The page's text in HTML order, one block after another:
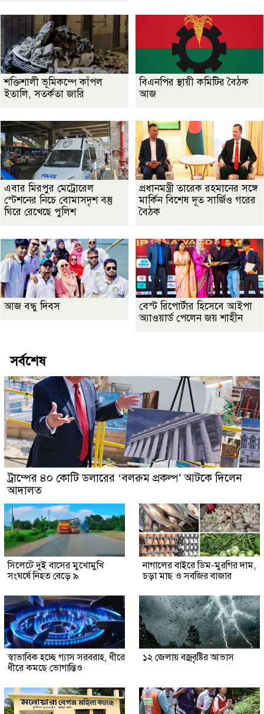
শক্তিশালী ভূমিকম্পে কাঁপল
ইতালি, সতর্কতা জারি
বিএনপির স্থায়ী কমিটির বৈঠক
আজ
এবার মিরপুর মেট্রোরেল
স্টেশনের নিচে বোমাসদৃশ বস্তু
ঘিরে রেখেছে পুলিশ
প্রধানমন্ত্রী তারেক রহমানের সঙ্গে
মার্কিন বিশেষ দূত সার্জিও গরের
বৈঠক
আজ বন্ধু দিবস
বেস্ট রিপোর্টার হিসেবে আইপা
অ্যাওয়ার্ড পেলেন জয় শাহীন
সর্বশেষ
ট্রাম্পের ৪০ কোটি ডলারের ‘বলরুম প্রকল্প’ আটকে দিলেন
আদালত
সিলেটে দুই বাসের মুখোমুখি
সংঘর্ষে নিহত বেড়ে ৯
নাগালের বাইরে ডিম-মুরগির দাম,
চড়া মাছ ও সবজির বাজার
স্বাভাবিক হচ্ছে গ্যাস সরবরাহ, ধীরে
ধীরে কমছে ভোগান্তিও
১২ জেলায় বজ্রবৃষ্টির আভাস